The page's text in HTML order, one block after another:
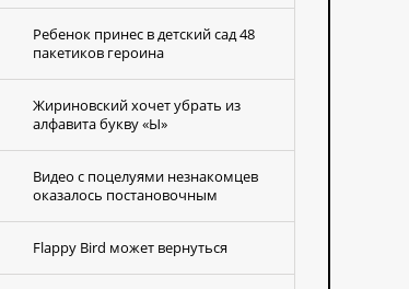
Ребенок принес в детский сад 48
пакетиков героина
Жириновский хочет убрать из
алфавита букву «Ы»
Видео с поцелуями незнакомцев
оказалось постановочным
Flappy Bird может вернуться